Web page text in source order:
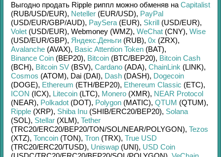
Выгодно продать Ripple риппл можно обменяв на Capitalist
(RUB/USD/EUR), Neteller (EUR/USD), PayPal
(USD/EUR/GBP/AUD), PaySera (EUR), Skrill (USD/EUR),
Volet (USD/EUR), Webmoney (WMZ), WeChat (CNY), Wise
(USD/EUR/GBP), Яндекс.Деньги (RUB), 0x (ZRX),
Avalanche (AVAX), Basic Attention Token (BAT),
Binance Coin (BEP20), Bitcoin (BTC/BEP20), Bitcoin Cash
(BCH), Bitcoin SV (BSV), Cardano (ADA), ChainLink (LINK),
Cosmos (ATOM), Dai (DAI), Dash (DASH), Dogecoin
(DOGE), Ethereum (ETH/BEP20), Ethereum Classic (ETC),
ICON (ICX), Litecoin (LTC), Monero (XMR), NEAR Protocol
(NEAR), Polkadot (DOT), Polygon (MATIC), QTUM (QTUM),
Ripple (XRP), Shiba Inu (SHIB/ERC20/BEP20), Solana
(SOL), Stellar (XLM), Tether
(TRC20/ERC20/BEP20/TON/SOL/NEAR/POLYGON), Tezos
(XTZ), Toncoin (TON), Tron (TRX), True USD
(TRC20/ERC20/TUSD), Uniswap (UNI), USD Coin